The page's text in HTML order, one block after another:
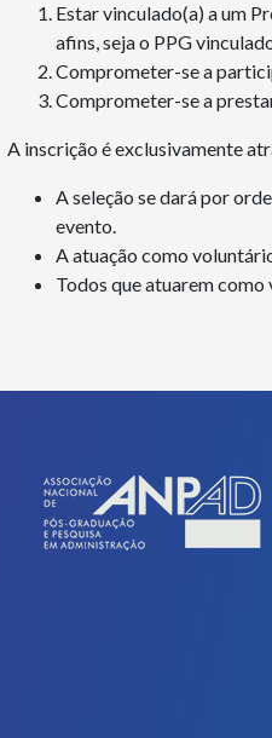
Estar vinculado(a) a um
afins, seja o PPG
Comprometer-se a
Comprometer-se a
A inscrição é exclusivamente
A seleção se dará por
evento.
A atuação como
Todos que atuarem